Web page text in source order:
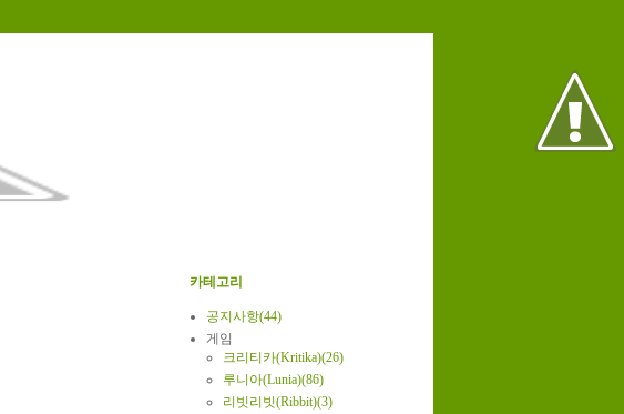
카테고리
공지사항(44)
게임
크리티카(Kritika)(26)
루니아(Lunia)(86)
리빗리빗(Ribbit)(3)